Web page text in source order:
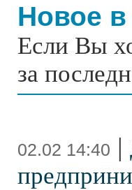
Новое в
Если Вы
за
02.02 14:40 |